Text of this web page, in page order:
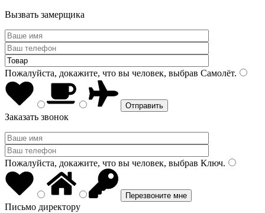
Вызвать замерщика
Пожалуйста, докажите, что вы человек, выбрав Самолёт.
Заказать звонок
Пожалуйста, докажите, что вы человек, выбрав Ключ.
Письмо директору